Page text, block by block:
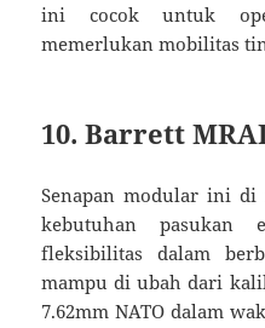
ini cocok untuk
memerlukan mobilitas
10. Barrett
Senapan modular ini
kebutuhan pasukan
fleksibilitas dalam
mampu di ubah dari
7.62mm NATO dalam